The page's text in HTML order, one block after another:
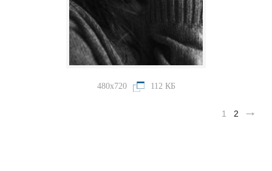
480x720 112 КБ
1 2